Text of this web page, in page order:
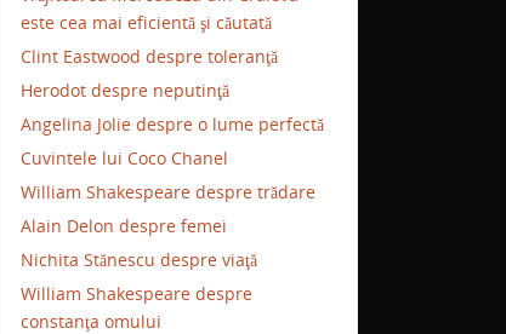
este cea mai eficientă şi căutată
Clint Eastwood despre toleranţă
Herodot despre neputinţă
Angelina Jolie despre o lume perfectă
Cuvintele lui Coco Chanel
William Shakespeare despre trădare
Alain Delon despre femei
Nichita Stănescu despre viaţă
William Shakespeare despre
constanţa omului